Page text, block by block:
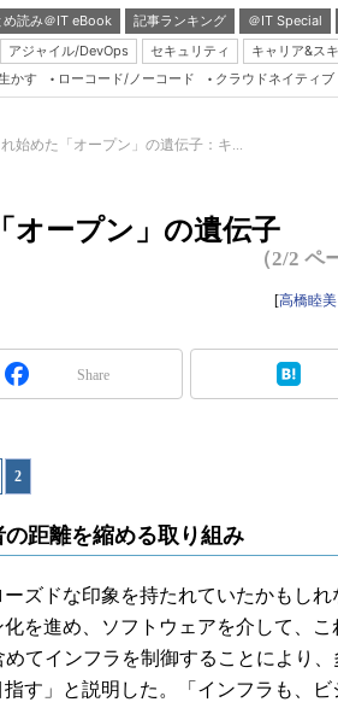
め読み＠IT eBook 記事ランキング ＠IT Special
アジャイル/DevOps セキュリティ キャリア&ス
かす ローコード/ノーコード クラウドネイティブ
始めた「オープン」の遺伝子：キ...
オープン」の遺伝子
（2/2 ペ
[高橋睦美
Share
2
距離を縮める取り組み
ズドな印象を持たれていたかもしれ
を進め、ソフトウェアを介して、こ
てインフラを制御することにより、
す」と説明した。「インフラも、ビ